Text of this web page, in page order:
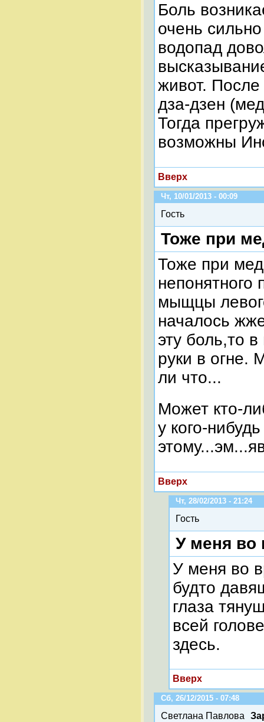
Боль
очень
водопад
живот. После
дза-дзен
Тогда
возможны
Вверх
Чт, 10/01/2013 - 00:09
Гость
Тоже при
Тоже при
непонятного
мыщцы
началось
эту боль,то
руки в огне.
ли что...
Может кто-
у кого-
Вверх
Чт, 28/02/2013 - 21:24
Гость
У меня во
У меня во
будто
глаза
всей
здесь.
Вверх
Сб, 26/12/2015 - 07:48
Светлана Павлова